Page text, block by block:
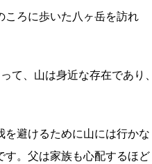
ころに歩いた八ヶ岳を訪れ
て、山は身近な存在であり
を避けるために山には行かな
す。父は家族も心配するほど